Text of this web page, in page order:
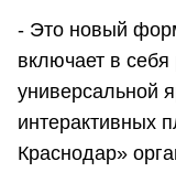
- Это новый
включает в себя
универсальной
интерактивных
Краснодар»